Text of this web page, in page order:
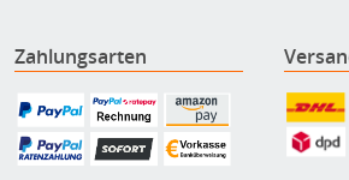
Zahlungsarten